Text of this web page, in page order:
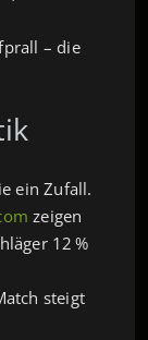
– die
ein Zufall.
zeigen
12 %
steigt